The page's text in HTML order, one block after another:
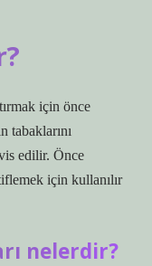
için önce
tabaklarını
edilir. Önce
için kullanılır
nelerdir?